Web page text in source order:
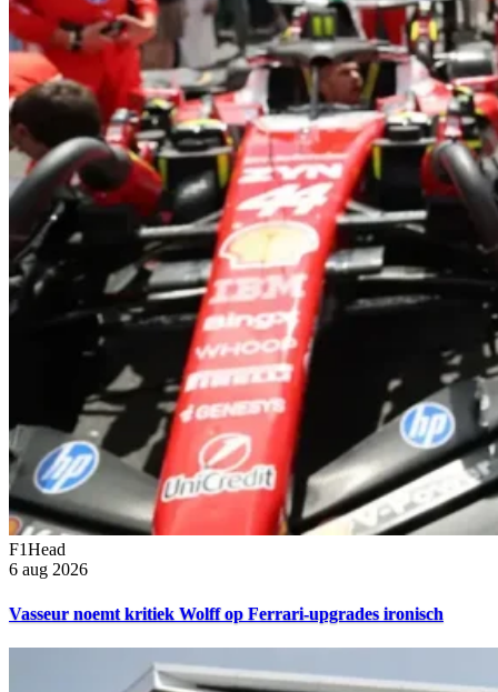
F1Head
6 aug 2026
Vasseur noemt kritiek Wolff op Ferrari-upgrades ironisch